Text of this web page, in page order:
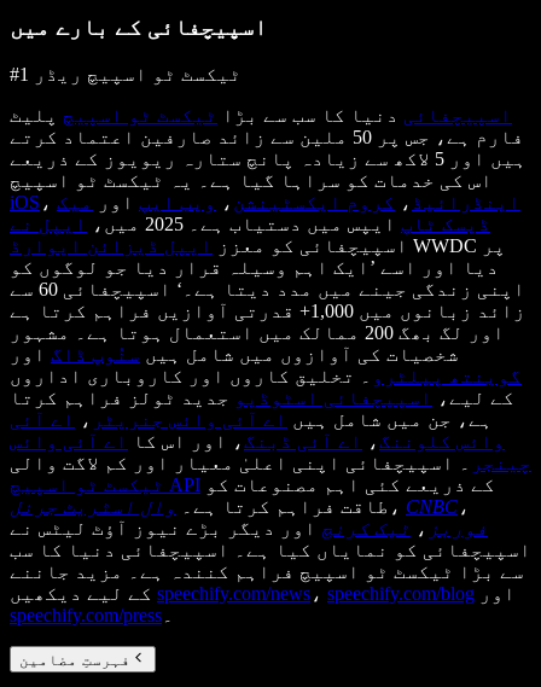
اسپیچفائی کے بارے میں
#1 ٹیکسٹ ٹو اسپیچ ریڈر
اسپیچفائی دنیا کا سب سے بڑا ٹیکسٹ ٹو اسپیچ پلیٹ
فارم ہے، جس پر 50 ملین سے زائد صارفین اعتماد کرتے
ہیں اور 5 لاکھ سے زیادہ پانچ ستارہ ریویوز کے ذریعے
اس کی خدمات کو سراہا گیا ہے۔ یہ ٹیکسٹ ٹو اسپیچ
iOS ، اینڈرائیڈ ، کروم ایکسٹینشن ، ویب ایپ اور
میک
ڈیسک ٹاپ ایپس میں دستیاب ہے۔ 2025 میں،
ایپل نے
اسپیچفائی کو معزز
ایپل ڈیزائن ایوارڈ
WWDC پر
دیا اور اسے ’ایک اہم وسیلہ قرار دیا جو لوگوں کو
اپنی زندگی جینے میں مدد دیتا ہے۔‘ اسپیچفائی 60 سے
زائد زبانوں میں 1,000+ قدرتی آوازیں فراہم کرتا ہے
اور لگ بھگ 200 ممالک میں استعمال ہوتا ہے۔ مشہور
شخصیات کی آوازوں میں شامل ہیں سنُوپ ڈاگ اور
گوینتھ پیلٹرو
۔ تخلیق کاروں اور کاروباری اداروں
کے لیے،
اسپیچفائی اسٹوڈیو جدید ٹولز فراہم کرتا
ہے، جن میں شامل ہیں اے آئی وائس جنریٹر ،
اے آئی
وائس کلوننگ، اے آئی ڈبنگ، اور اس کا
اے آئی وائس
چینجر
۔ اسپیچفائی اپنی اعلیٰ معیار اور کم لاگت والی
ٹیکسٹ ٹو اسپیچ API
طاقت فراہم کرتا ہے۔
وال اسٹریٹ جرنل ، CNBC ،
فوربز ، ٹیک کرنچ اور دیگر بڑے نیوز آؤٹ لیٹس نے
اسپیچفائی کو نمایاں کیا ہے۔ اسپیچفائی دنیا کا سب
سے بڑا ٹیکسٹ ٹو اسپیچ فراہم کنندہ ہے۔ مزید جاننے
speechify.com/news ، speechify.com/blog اور
speechify.com/press
فہرستِ مضامین